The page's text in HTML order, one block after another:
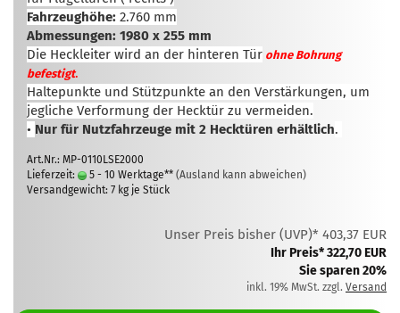
Fahrzeughöhe: 2.760 mm
Abmessungen: 1980 x 255 mm
Die Heckleiter wird an der hinteren Tür ohne Bohrung
befestigt.
Haltepunkte und Stützpunkte an den Verstärkungen, um
jegliche Verformung der Hecktür zu vermeiden.
• Nur für Nutzfahrzeuge mit 2 Hecktüren erhältlich.
Art.Nr.: MP-0110LSE2000
Lieferzeit:
5 - 10 Werktage** (Ausland kann abweichen)
Versandgewicht: 7 kg je Stück
Unser Preis bisher (UVP)* 403,37 EUR
Ihr Preis* 322,70 EUR
Sie sparen 20%
inkl. 19% MwSt. zzgl. Versand